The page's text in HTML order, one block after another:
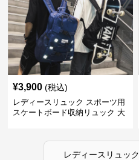
¥3,900 (税込)
レディースリュック スポーツ用
スケートボード収納リュック 大
レディースリュック